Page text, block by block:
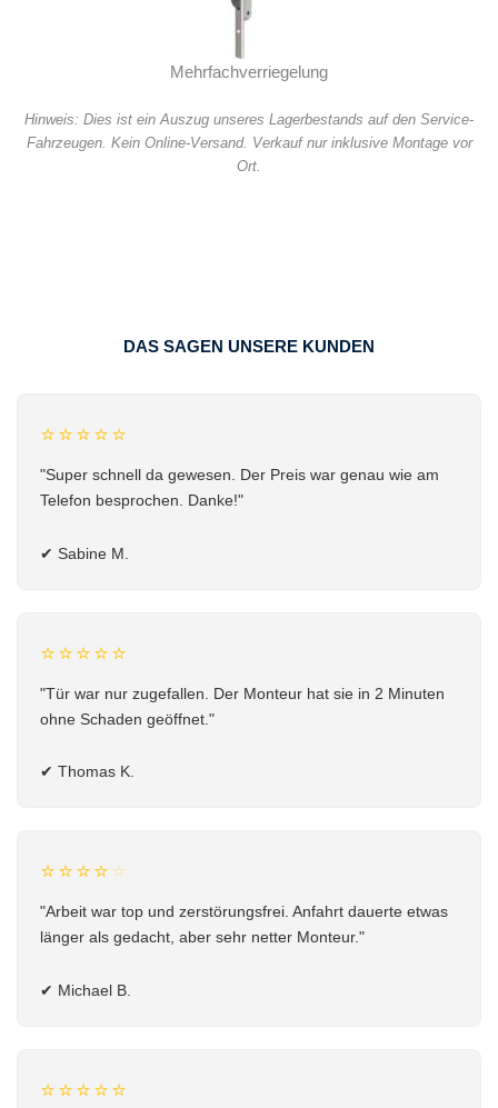
Mehrfachverriegelung
Hinweis: Dies ist ein Auszug unseres Lagerbestands auf den Service-
Fahrzeugen. Kein Online-Versand. Verkauf nur inklusive Montage vor
Ort.
DAS SAGEN UNSERE KUNDEN
⭐⭐⭐⭐⭐
"Super schnell da gewesen. Der Preis war genau wie am
Telefon besprochen. Danke!"
✔ Sabine M.
⭐⭐⭐⭐⭐
"Tür war nur zugefallen. Der Monteur hat sie in 2 Minuten
ohne Schaden geöffnet."
✔ Thomas K.
⭐⭐⭐⭐⭐
"Arbeit war top und zerstörungsfrei. Anfahrt dauerte etwas
länger als gedacht, aber sehr netter Monteur."
✔ Michael B.
⭐⭐⭐⭐⭐